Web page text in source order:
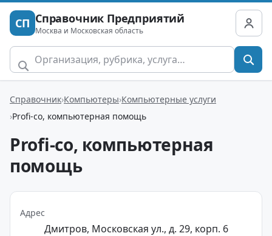
СП Справочник Предприятий
Москва и Московская область
Справочник Компьютеры Компьютерные услуги
Profi-co, компьютерная помощь
Profi-co, компьютерная
помощь
Адрес
Дмитров, Московская ул., д. 29, корп. 6